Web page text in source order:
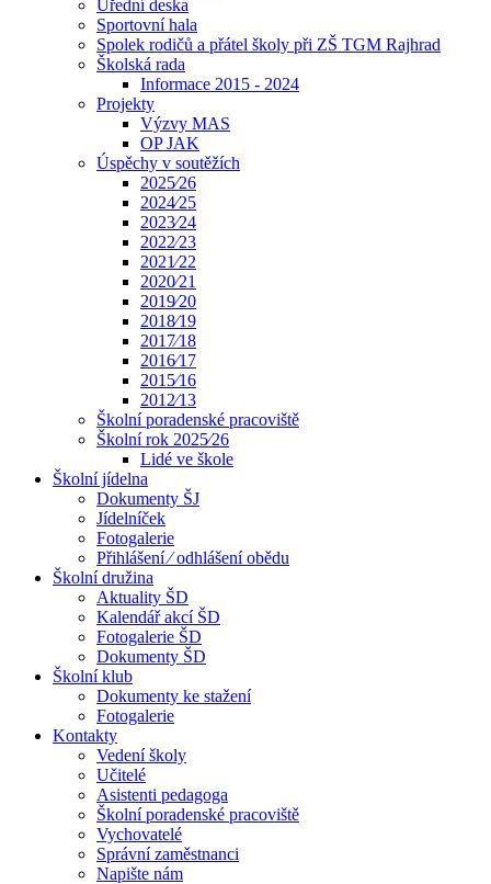
Úřední deska
Sportovní hala
Spolek rodičů a přátel školy při ZŠ TGM Rajhrad
Školská rada
Informace 2015 - 2024
Projekty
Výzvy MAS
OP JAK
Úspěchy v soutěžích
2025⁄26
2024⁄25
2023⁄24
2022⁄23
2021⁄22
2020⁄21
2019⁄20
2018⁄19
2017⁄18
2016⁄17
2015⁄16
2012⁄13
Školní poradenské pracoviště
Školní rok 2025⁄26
Lidé ve škole
Školní jídelna
Dokumenty ŠJ
Jídelníček
Fotogalerie
Přihlášení ⁄ odhlášení obědu
Školní družina
Aktuality ŠD
Kalendář akcí ŠD
Fotogalerie ŠD
Dokumenty ŠD
Školní klub
Dokumenty ke stažení
Fotogalerie
Kontakty
Vedení školy
Učitelé
Asistenti pedagoga
Školní poradenské pracoviště
Vychovatelé
Správní zaměstnanci
Napište nám